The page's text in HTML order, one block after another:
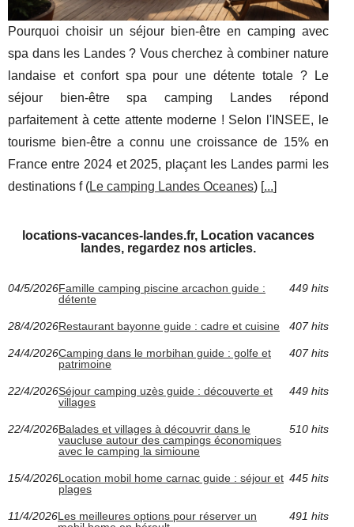
Pourquoi choisir un séjour bien-être en camping avec
spa dans les Landes ? Vous cherchez à combiner nature
landaise et confort spa pour une détente totale ? Le
séjour bien-être spa camping Landes répond
parfaitement à cette attente moderne ! Selon l'INSEE, le
tourisme bien-être a connu une croissance de 15% en
France entre 2024 et 2025, plaçant les Landes parmi les
destinations f (Le camping Landes Oceanes) [...]
locations-vacances-landes.fr, Location vacances
landes, regardez nos articles.
04/5/2026Famille camping piscine arcachon guide :
détente
449 hits
28/4/2026Restaurant bayonne guide : cadre et cuisine 407 hits
24/4/2026Camping dans le morbihan guide : golfe et
patrimoine
407 hits
22/4/2026Séjour camping uzès guide : découverte et
villages
449 hits
22/4/2026Balades et villages à découvrir dans le
vaucluse autour des campings économiques
avec le camping la simioune
510 hits
15/4/2026Location mobil home carnac guide : séjour et
plages
445 hits
11/4/2026Les meilleures options pour réserver un
491 hits